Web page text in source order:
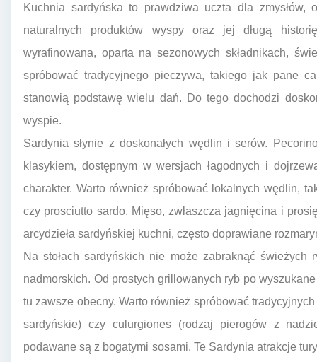
Kuchnia sardyńska to prawdziwa uczta dla zmysłów,
naturalnych produktów wyspy oraz jej długą
wyrafinowana, oparta na sezonowych składnikach,
spróbować tradycyjnego pieczywa, takiego jak pane
stanowią podstawę wielu dań. Do tego dochodzi
wyspie.
Sardynia słynie z doskonałych wędlin i serów.
klasykiem, dostępnym w wersjach łagodnych i
charakter. Warto również spróbować lokalnych wędlin,
czy prosciutto sardo. Mięso, zwłaszcza jagnięcina i
arcydzieła sardyńskiej kuchni, często doprawiane
Na stołach sardyńskich nie może zabraknąć
nadmorskich. Od prostych grillowanych ryb po
tu zawsze obecny. Warto również spróbować
sardyńskie) czy culurgiones (rodzaj pierogów z
podawane są z bogatymi sosami. Te Sardynia atrakcje